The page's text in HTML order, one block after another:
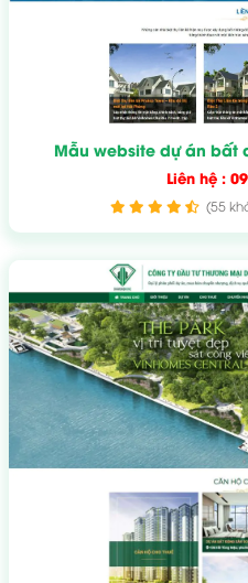
Mẫu website dự án bất
Liên hệ :
(55